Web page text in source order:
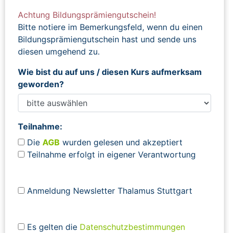
Achtung Bildungsprämiengutschein!
Bitte notiere im Bemerkungsfeld, wenn du einen
Bildungsprämiengutschein hast und sende uns
diesen umgehend zu.
Wie bist du auf uns / diesen Kurs aufmerksam
geworden?
Teilnahme:
Die AGB wurden gelesen und akzeptiert
Teilnahme erfolgt in eigener Verantwortung
Anmeldung Newsletter Thalamus Stuttgart
Es gelten die Datenschutzbestimmungen